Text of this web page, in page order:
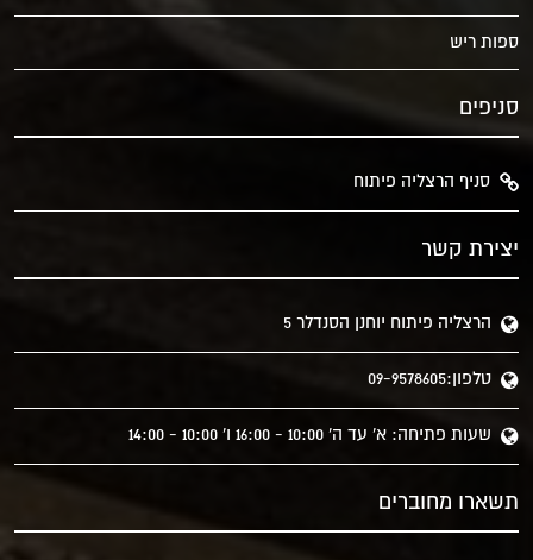
ספות ריש
סניפים
סניף הרצליה פיתוח
יצירת קשר
הרצליה פיתוח יוחנן הסנדלר 5
טלפון:09-9578605
שעות פתיחה: א' עד ה' 10:00 - 16:00 ו' 10:00 - 14:00
תשארו מחוברים